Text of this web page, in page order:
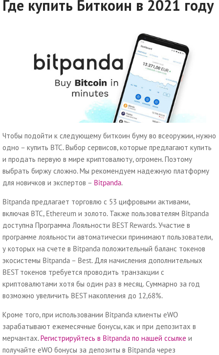
Где купить Биткоин в 2021 году
Чтобы подойти к следующему биткоин буму во всеоружии, нужно
одно – купить BTC. Выбор сервисов, которые предлагают купить
и продать первую в мире криптовалюту, огромен. Поэтому
выбрать биржу сложно. Мы рекомендуем надежную платформу
для новичков и экспертов – Bitpanda.
Bitpanda предлагает торговлю с 53 цифровыми активами,
включая BTC, Ethereum и золото. Также пользователям Bitpanda
доступна Программа Лояльности BEST Rewards. Участие в
программе лояльности автоматически принимают пользователи,
у которых на счете в Bitpanda положительный баланс токенов
экосистемы Bitpanda – Best. Для начисления дополнительных
BEST токенов требуется проводить транзакции с
криптовалютами хотя бы один раз в месяц. Суммарно за год
возможно увеличить BEST накопления до 12,68%.
Кроме того, при использовании Bitpanda клиенты eWO
зарабатывают ежемесячные бонусы, как и при депозитах в
мерчантах.Регистрируйтесь в Bitpanda по нашей ссылке и
получайте eWO бонусы за депозиты в Bitpanda через